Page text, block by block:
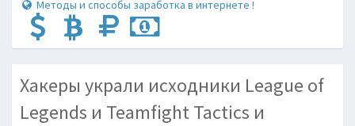
Методы и способы заработка в интернете !
Хакеры украли исходники League of
Legends и Teamfight Tactics и